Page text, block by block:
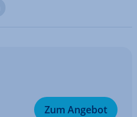
Zum Angebot